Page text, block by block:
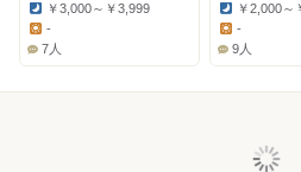
Dinner:
￥3,000～￥3,999
Lunch:
-
7人
Dinner:
￥2,000～
Lunch:
-
9人